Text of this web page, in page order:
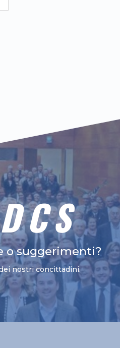
o suggerimenti?
nostri concittadini.